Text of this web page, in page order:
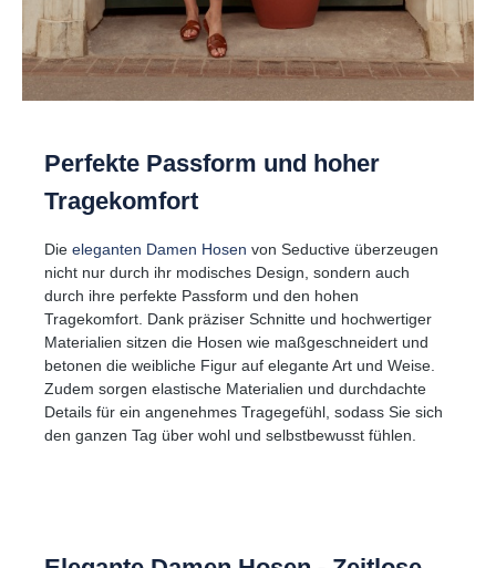
Perfekte Passform und hoher
Tragekomfort
Die eleganten Damen Hosen von Seductive überzeugen
nicht nur durch ihr modisches Design, sondern auch
durch ihre perfekte Passform und den hohen
Tragekomfort. Dank präziser Schnitte und hochwertiger
Materialien sitzen die Hosen wie maßgeschneidert und
betonen die weibliche Figur auf elegante Art und Weise.
Zudem sorgen elastische Materialien und durchdachte
Details für ein angenehmes Tragegefühl, sodass Sie sich
den ganzen Tag über wohl und selbstbewusst fühlen.